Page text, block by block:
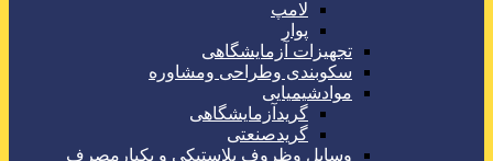
لامپ
پوار
تجهیزات آزمایشگاهی
سکوبندی وطراحی ومشاوره
موادشیمیایی
گریدآزمایشگاهی
گریدصنعتی
وسایل وظروف پلاستیکی و یکبارمصرف